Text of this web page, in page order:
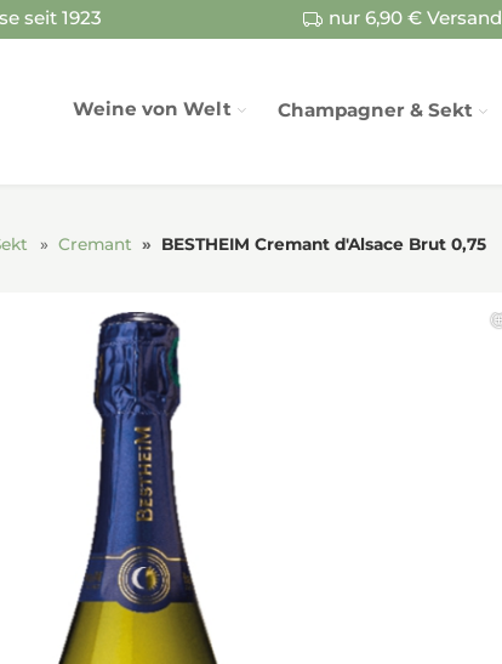
seit 1923 nur 6,90 € Versand
Weine von Welt Champagner & Sekt
Cremant BESTHEIM Cremant d'Alsace Brut 0,75